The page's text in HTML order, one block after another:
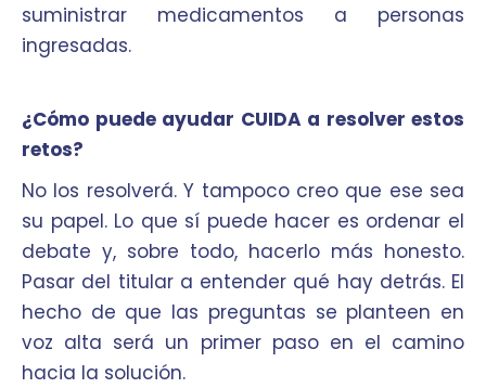
suministrar medicamentos a personas
ingresadas.
¿Cómo puede ayudar CUIDA a resolver estos
retos?
No los resolverá. Y tampoco creo que ese sea
su papel. Lo que sí puede hacer es ordenar el
debate y, sobre todo, hacerlo más honesto.
Pasar del titular a entender qué hay detrás. El
hecho de que las preguntas se planteen en
voz alta será un primer paso en el camino
hacia la solución.